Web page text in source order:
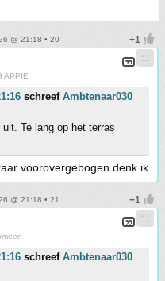
@ 21:18 • 20
APPIE
schreef Ambtenaar030
Te lang op het terras
voorovergebogen denk ik
@ 21:18 • 21
schreef Ambtenaar030